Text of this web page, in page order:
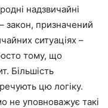
надзвичайні
закон, призначений
ситуаціях –
тому, що
Більшість
цю логіку.
не уповноважує такі